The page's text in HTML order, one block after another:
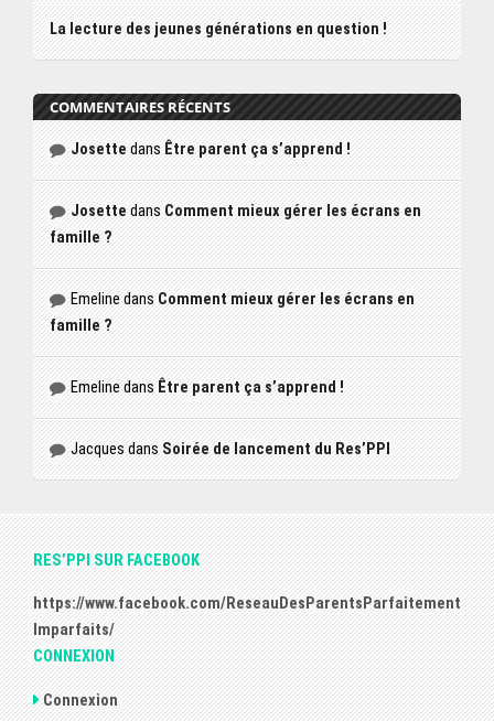
La lecture des jeunes générations en question !
COMMENTAIRES RÉCENTS
Josette dans Être parent ça s’apprend !
Josette dans Comment mieux gérer les écrans en
famille ?
Emeline dans Comment mieux gérer les écrans en
famille ?
Emeline dans Être parent ça s’apprend !
Jacques dans Soirée de lancement du Res’PPI
RES’PPI SUR FACEBOOK
https://www.facebook.com/ReseauDesParentsParfaitement
Imparfaits/
CONNEXION
Connexion